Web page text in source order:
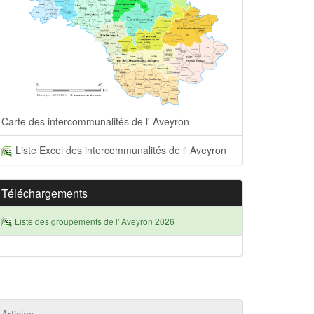
Carte des intercommunalités de l' Aveyron
Liste Excel des intercommunalités de l' Aveyron
Téléchargements
Liste des groupements de l' Aveyron 2026